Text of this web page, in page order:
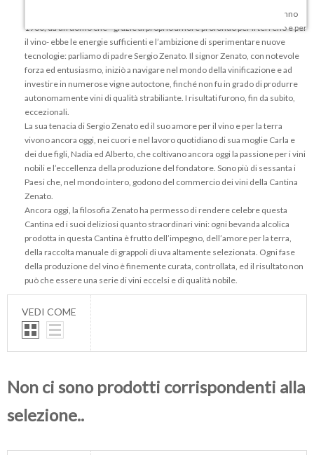
La storia della Cantina Zenato ebbe inizio circa cinquanta anni fa, nell’anno
1960, da un uomo che –grazie al proprio amore profondo per il terreno e per
il vino- ebbe le energie sufficienti e l’ambizione di sperimentare nuove
tecnologie: parliamo di padre Sergio Zenato. Il signor Zenato, con notevole
forza ed entusiasmo, iniziò a navigare nel mondo della vinificazione e ad
investire in numerose vigne autoctone, finché non fu in grado di produrre
autonomamente vini di qualità strabiliante. I risultati furono, fin da subito,
eccezionali.
La sua tenacia di Sergio Zenato ed il suo amore per il vino e per la terra
vivono ancora oggi, nei cuori e nel lavoro quotidiano di sua moglie Carla e
dei due figli, Nadia ed Alberto, che coltivano ancora oggi la passione per i vini
nobili e l’eccellenza della produzione del fondatore. Sono più di sessanta i
Paesi che, nel mondo intero, godono del commercio dei vini della Cantina
Zenato.
Ancora oggi, la filosofia Zenato ha permesso di rendere celebre questa
Cantina ed i suoi deliziosi quanto straordinari vini: ogni bevanda alcolica
prodotta in questa Cantina è frutto dell’impegno, dell’amore per la terra,
della raccolta manuale di grappoli di uva altamente selezionata. Ogni fase
della produzione del vino è finemente curata, controllata, ed il risultato non
può che essere una serie di vini eccelsi e di qualità nobile.
VEDI COME
Non ci sono prodotti corrispondenti alla
selezione..